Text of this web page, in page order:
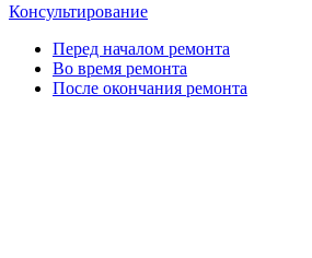
Консультирование
Перед началом ремонта
Во время ремонта
После окончания ремонта